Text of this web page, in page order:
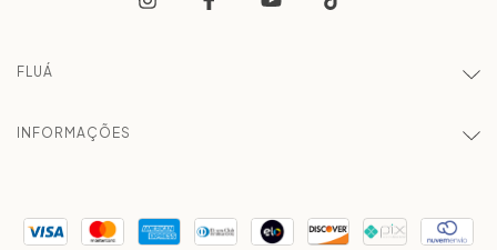
FLUÁ
INFORMAÇÕES